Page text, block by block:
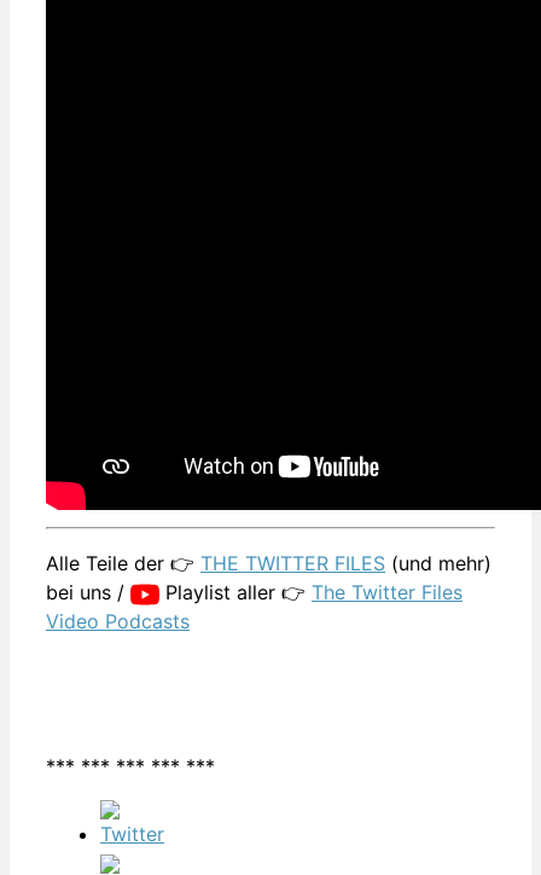
Alle Teile der 👉 THE TWITTER FILES (und mehr)
bei uns /
Playlist aller 👉 The Twitter Files
Video Podcasts
*** *** *** *** ***